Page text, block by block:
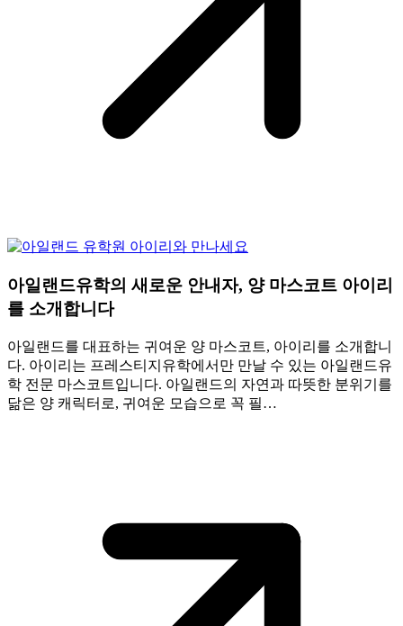
아일랜드유학의 새로운 안내자, 양 마스코트 아이리
를 소개합니다
아일랜드를 대표하는 귀여운 양 마스코트, 아이리를 소개합니
다. 아이리는 프레스티지유학에서만 만날 수 있는 아일랜드유
학 전문 마스코트입니다. 아일랜드의 자연과 따뜻한 분위기를
닮은 양 캐릭터로, 귀여운 모습으로 꼭 필…